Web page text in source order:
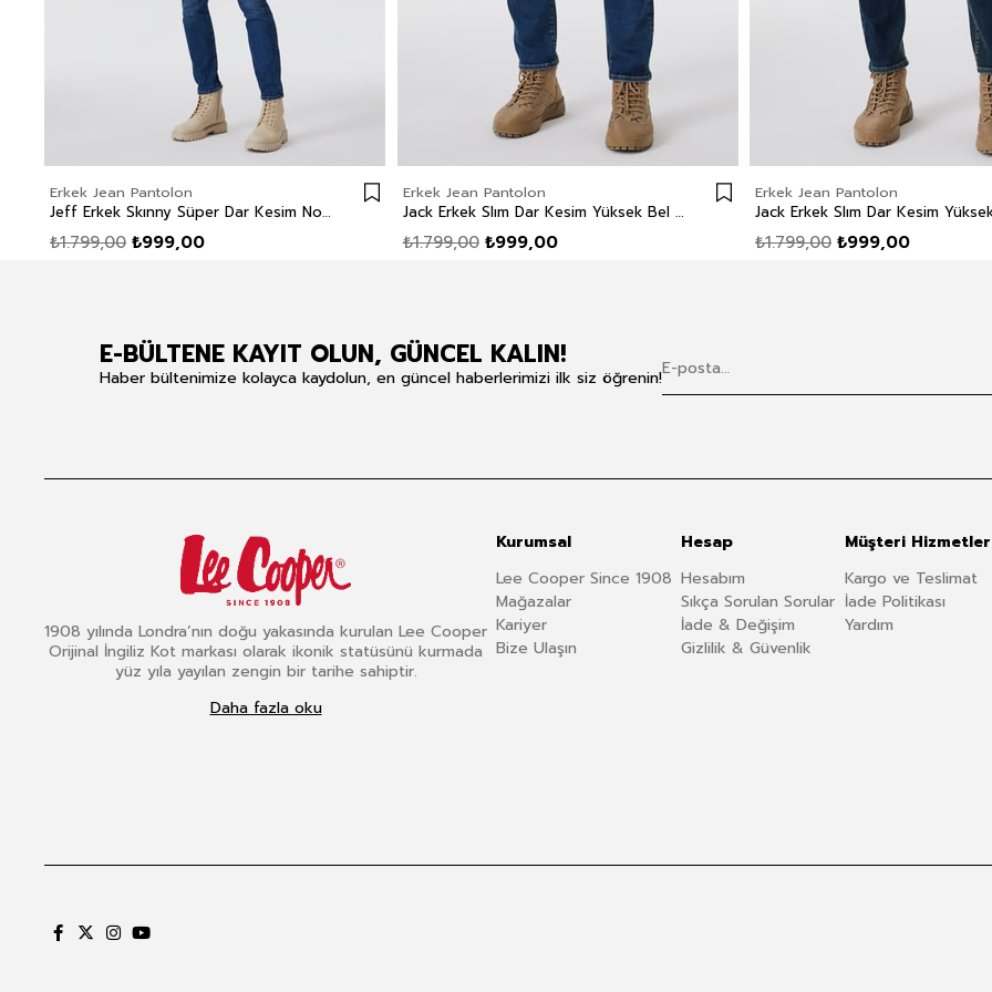
Erkek Jean Pantolon
Jeff Erkek Skınny Süper Dar Kesim Normal Bel Dar Paça Jean Pantolon Mavi
₺999,00
₺1.799,00
Erkek Jean Pantolon
Jack Erkek Slım Dar Kesim Yüksek Bel Dar Paça Jean Pantolon Mavi
₺999,00
₺1.799,00
Erkek Jean Pantolon
₺999,00
₺1.799,00
E-BÜLTENE KAYIT OLUN, GÜNCEL KALIN!
Haber bültenimize kolayca kaydolun, en güncel haberlerimizi ilk siz öğrenin!
1908 yılında Londra’nın doğu yakasında kurulan Lee Cooper
Orijinal İngiliz Kot markası olarak ikonik statüsünü kurmada
yüz yıla yayılan zengin bir tarihe sahiptir.
Daha fazla oku
Kurumsal
Lee Cooper Since 1908
Mağazalar
Kariyer
Bize Ulaşın
Hesap
Hesabım
Sıkça Sorulan Sorular
İade & Değişim
Gizlilik & Güvenlik
Müşteri
Kargo ve Teslimat
İade Politikası
Yardım